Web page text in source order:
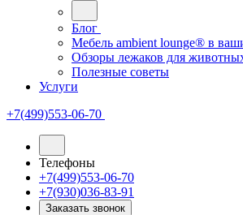
Блог
Мебель ambient lounge® в
Обзоры лежаков для
Полезные советы
Услуги
+7(499)553-06-70
Телефоны
+7(499)553-06-70
+7(930)036-83-91
Заказать звонок